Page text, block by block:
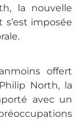
la nouvelle
imposée
offert
North, la
avec un